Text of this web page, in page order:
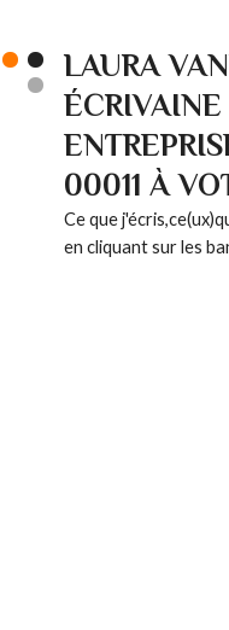
LAURA
00011 À
Ce que
en cliquant sur les